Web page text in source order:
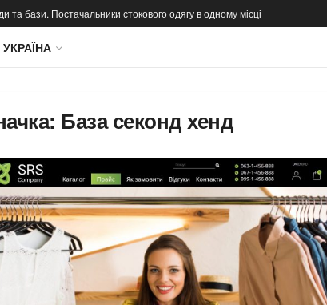
та бази. Постачальники стокового одягу в одному місці
База секонд хенд